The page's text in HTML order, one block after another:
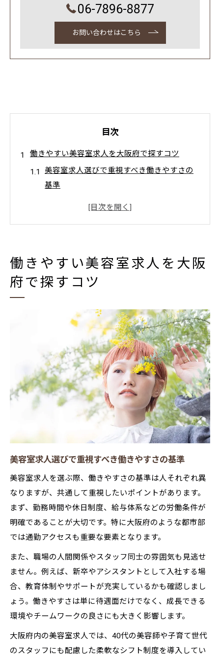
06-7896-8877
お問い合わせはこちら
目次
働きやすい美容室求人を大阪府で探すコツ
美容室求人選びで重視すべき働きやすさの
基準
大阪府で長く続く美容室求人の特徴とは
美容師求人サイト活用で探す理想の職場
新卒や未経験から始める美容室求人ガイド
新卒歓迎の大阪府美容室求人の探し方
美容室求人で未経験から成長できる職場と
働きやすい環境を新卒が選ぶためのポイン
ト
アシスタント募集が多い美容室求人の見分
大阪府の美容室求人比較で理想の働き方を発見
美容室求人比較で注目したい給与や休日条
件
大阪府で働く美容師求人の多様な働き方を
知る
自分に合う美容室求人を比較するメリット
求人サイト活用で理想の美容室求人を見つ
ける
美容師求人ナビを使った働きやすい職場発
見術
美容師求人で見極めたい働きやすさの条件とは
美容室求人選びで見逃せない職場の雰囲気
働きやすい美容室求人の福利厚生ポイント
美容師求人で注目すべき勤務時間と休日
大阪府美容室求人で定着率を見極める方法
働きやすい美容室求人を大阪
府で探すコツ
美容室求人選びで重視すべき働きやすさの基準
美容室求人を選ぶ際、働きやすさの基準は人それぞれ異
なりますが、共通して重視したいポイントがあります。
まず、勤務時間や休日制度、給与体系などの労働条件が
明確であることが大切です。特に大阪府のような都市部
では通勤アクセスも重要な要素となります。
また、職場の人間関係やスタッフ同士の雰囲気も見逃せ
ません。例えば、新卒やアシスタントとして入社する場
合、教育体制やサポートが充実しているかも確認しまし
ょう。働きやすさは単に待遇面だけでなく、成長できる
環境やチームワークの良さにも大きく影響します。
大阪府内の美容室求人では、40代の美容師や子育て世代
のスタッフにも配慮した柔軟なシフト制度を導入してい